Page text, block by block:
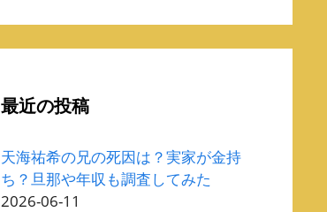
最近の投稿
天海祐希の兄の死因は？実家が金持
ち？旦那や年収も調査してみた
2026-06-11